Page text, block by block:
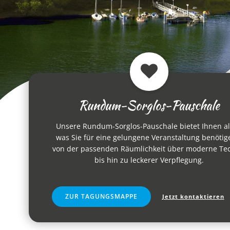
Rundum-Sorglos-Pauschale
Unsere Rundum-Sorglos-Pauschale bietet Ihnen
was Sie für eine gelungene Veranstaltung
von der passenden Räumlichkeit über moderne
bis hin zu leckerer Verpflegung.
ZUR TAGUNGSMAPPE Jetzt kontaktieren